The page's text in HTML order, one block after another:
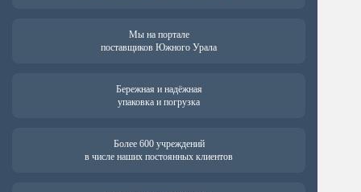
Мы на портале
поставщиков Южного Урала
Бережная и надёжная
упаковка и погрузка
Более 600 учреждений
в числе наших постоянных клиентов